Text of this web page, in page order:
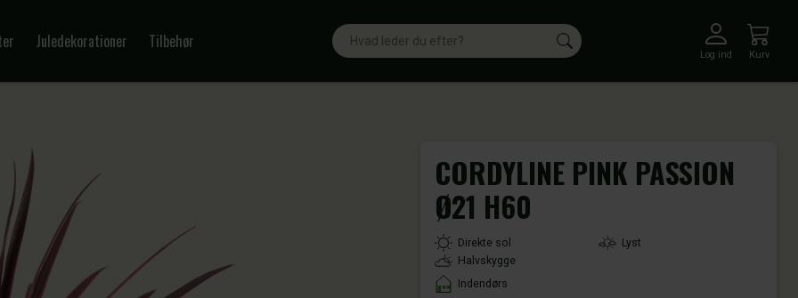
Juledekorationer Tilbehør Søg
Log ind Kurv
CORDYLINE PINK PASSION
Ø21 H60
LightTypeDirekte sol
Lyst
Halvskygge
Placement
Indendørs